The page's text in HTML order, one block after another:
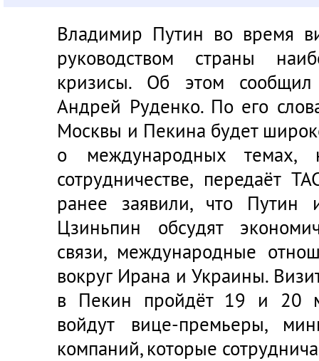
Владимир Путин во время
руководством страны
кризисы. Об этом
Андрей Руденко. По его
Москвы и Пекина будет
о международных
сотрудничестве, передаёт
ранее заявили, что Путин
Цзиньпин обсудят
связи, международные
вокруг Ирана и Украины.
в Пекин пройдёт 19 и 20
войдут вице-премьеры,
компаний, которые